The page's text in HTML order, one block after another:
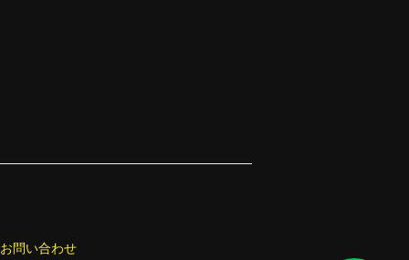
お問い合わせ